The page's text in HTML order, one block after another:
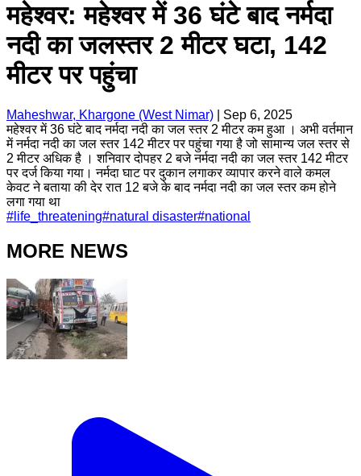
महेश्वर: महेश्वर में 36 घंटे बाद नर्मदा
नदी का जलस्तर 2 मीटर घटा, 142
मीटर पर पहुंचा
Maheshwar, Khargone (West Nimar)
Sep 6, 2025
महेश्वर में 36 घंटे बाद नर्मदा नदी का जल स्तर 2 मीटर कम हुआ । अभी वर्तमान
में नर्मदा नदी का जल स्तर 142 मीटर पर पहुंचा गया है जो सामान्य जल स्तर से
2 मीटर अधिक है । शनिवार दोपहर 2 बजे नर्मदा नदी का जल स्तर 142 मीटर
पर दर्ज किया गया। नर्मदा घाट पर दुकान लगाकर व्यापार करने वाले कमल
केवट ने बताया की देर रात 12 बजे के बाद नर्मदा नदी का जल स्तर कम होने
लगा गया था
# life_threatening#natural disaster#national
MORE NEWS